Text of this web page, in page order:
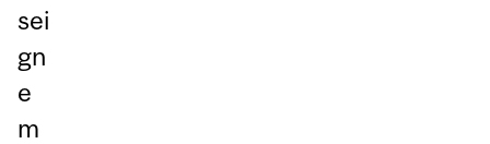
sei
gn
e
m